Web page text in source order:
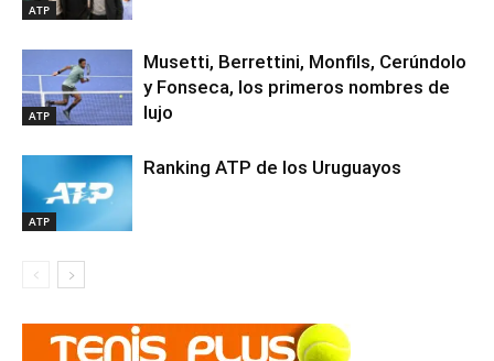
ATP
ATP
Musetti, Berrettini, Monfils, Cerúndolo
y Fonseca, los primeros nombres de
lujo
ATP
Ranking ATP de los Uruguayos